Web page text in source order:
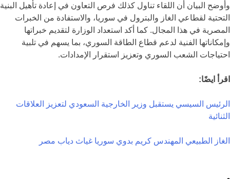
وأوضح البيان أن اللقاء تناول كذلك فرص التعاون في إعادة تأهيل البنية
التحتية لقطاعي الغاز والبترول في سوريا، والاستفادة من الخبرات
المصرية في هذا المجال. كما أكد استعداد الوزارة لتقديم خبراتها
وإمكاناتها الفنية لدعم قطاع الطاقة السوري، بما يسهم في تلبية
احتياجات الشعب السوري وتعزيز استقرار الإمدادات.
اقرأ ايضًا:
الرئيس السيسي يستقبل وزير الخارجية السعودي لتعزيز العلاقات
الثنائية
الغاز الطبيعي المهندس كريم بدوي سوريا غياث دياب مصر